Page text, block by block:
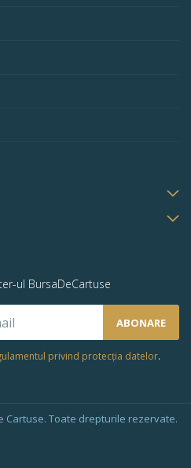
ul BursaDeCartuse
ABONARE
privind protecția datelor.
Cartuse. Toate drepturile rezervate.